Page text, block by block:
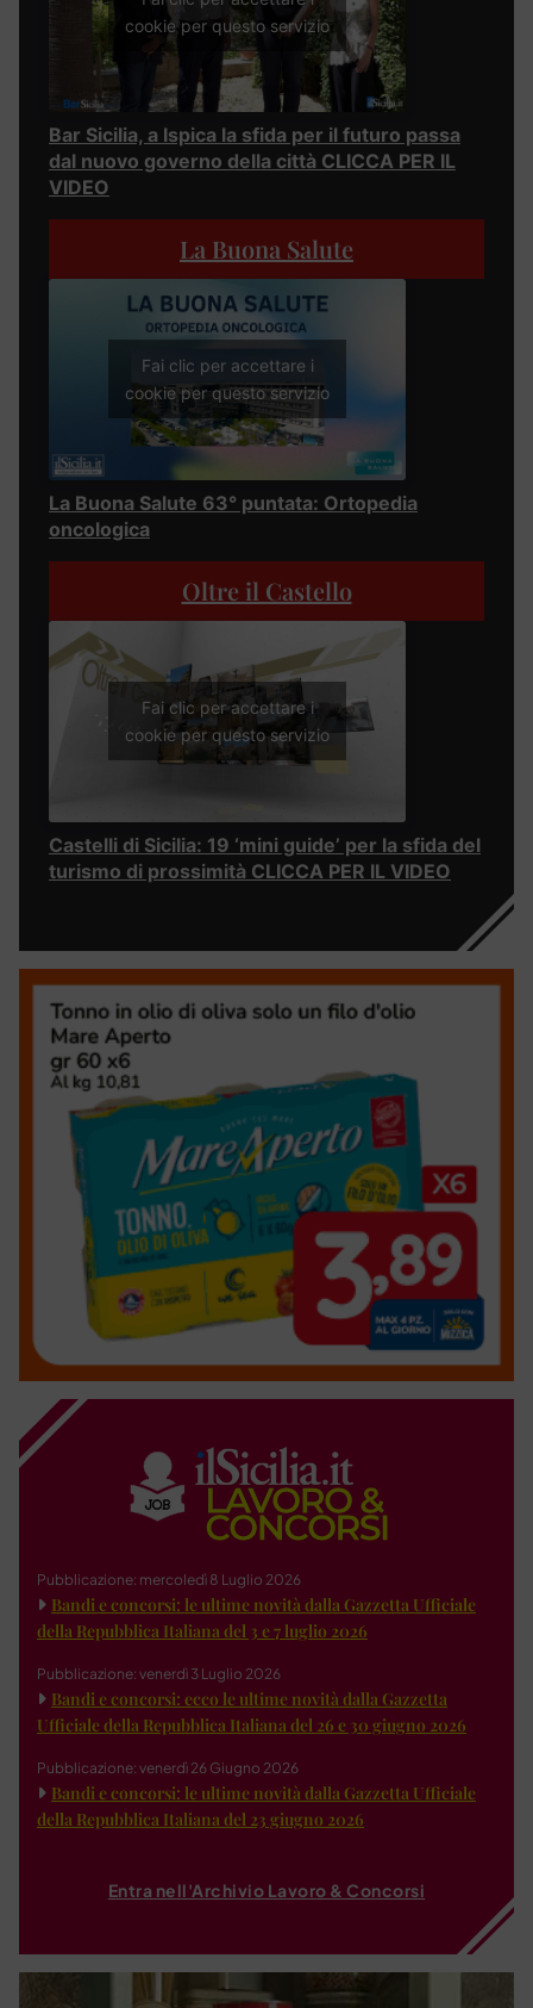
cookie per questo servizio
Bar Sicilia, a Ispica la sfida per il futuro passa
dal nuovo governo della città CLICCA PER IL
VIDEO
La Buona Salute
Fai clic per accettare i
cookie per questo servizio
La Buona Salute 63° puntata: Ortopedia
oncologica
Oltre il Castello
Fai clic per accettare i
cookie per questo servizio
Castelli di Sicilia: 19 ‘mini guide’ per la sfida del
turismo di prossimità CLICCA PER IL VIDEO
Pubblicazione: mercoledì 8 Luglio 2026
Bandi e concorsi: le ultime novità dalla Gazzetta Ufficiale
della Repubblica Italiana del 3 e 7 luglio 2026
Pubblicazione: venerdì 3 Luglio 2026
Bandi e concorsi: ecco le ultime novità dalla Gazzetta
Ufficiale della Repubblica Italiana del 26 e 30 giugno 2026
Pubblicazione: venerdì 26 Giugno 2026
Bandi e concorsi: le ultime novità dalla Gazzetta Ufficiale
della Repubblica Italiana del 23 giugno 2026
Entra nell'Archivio Lavoro & Concorsi